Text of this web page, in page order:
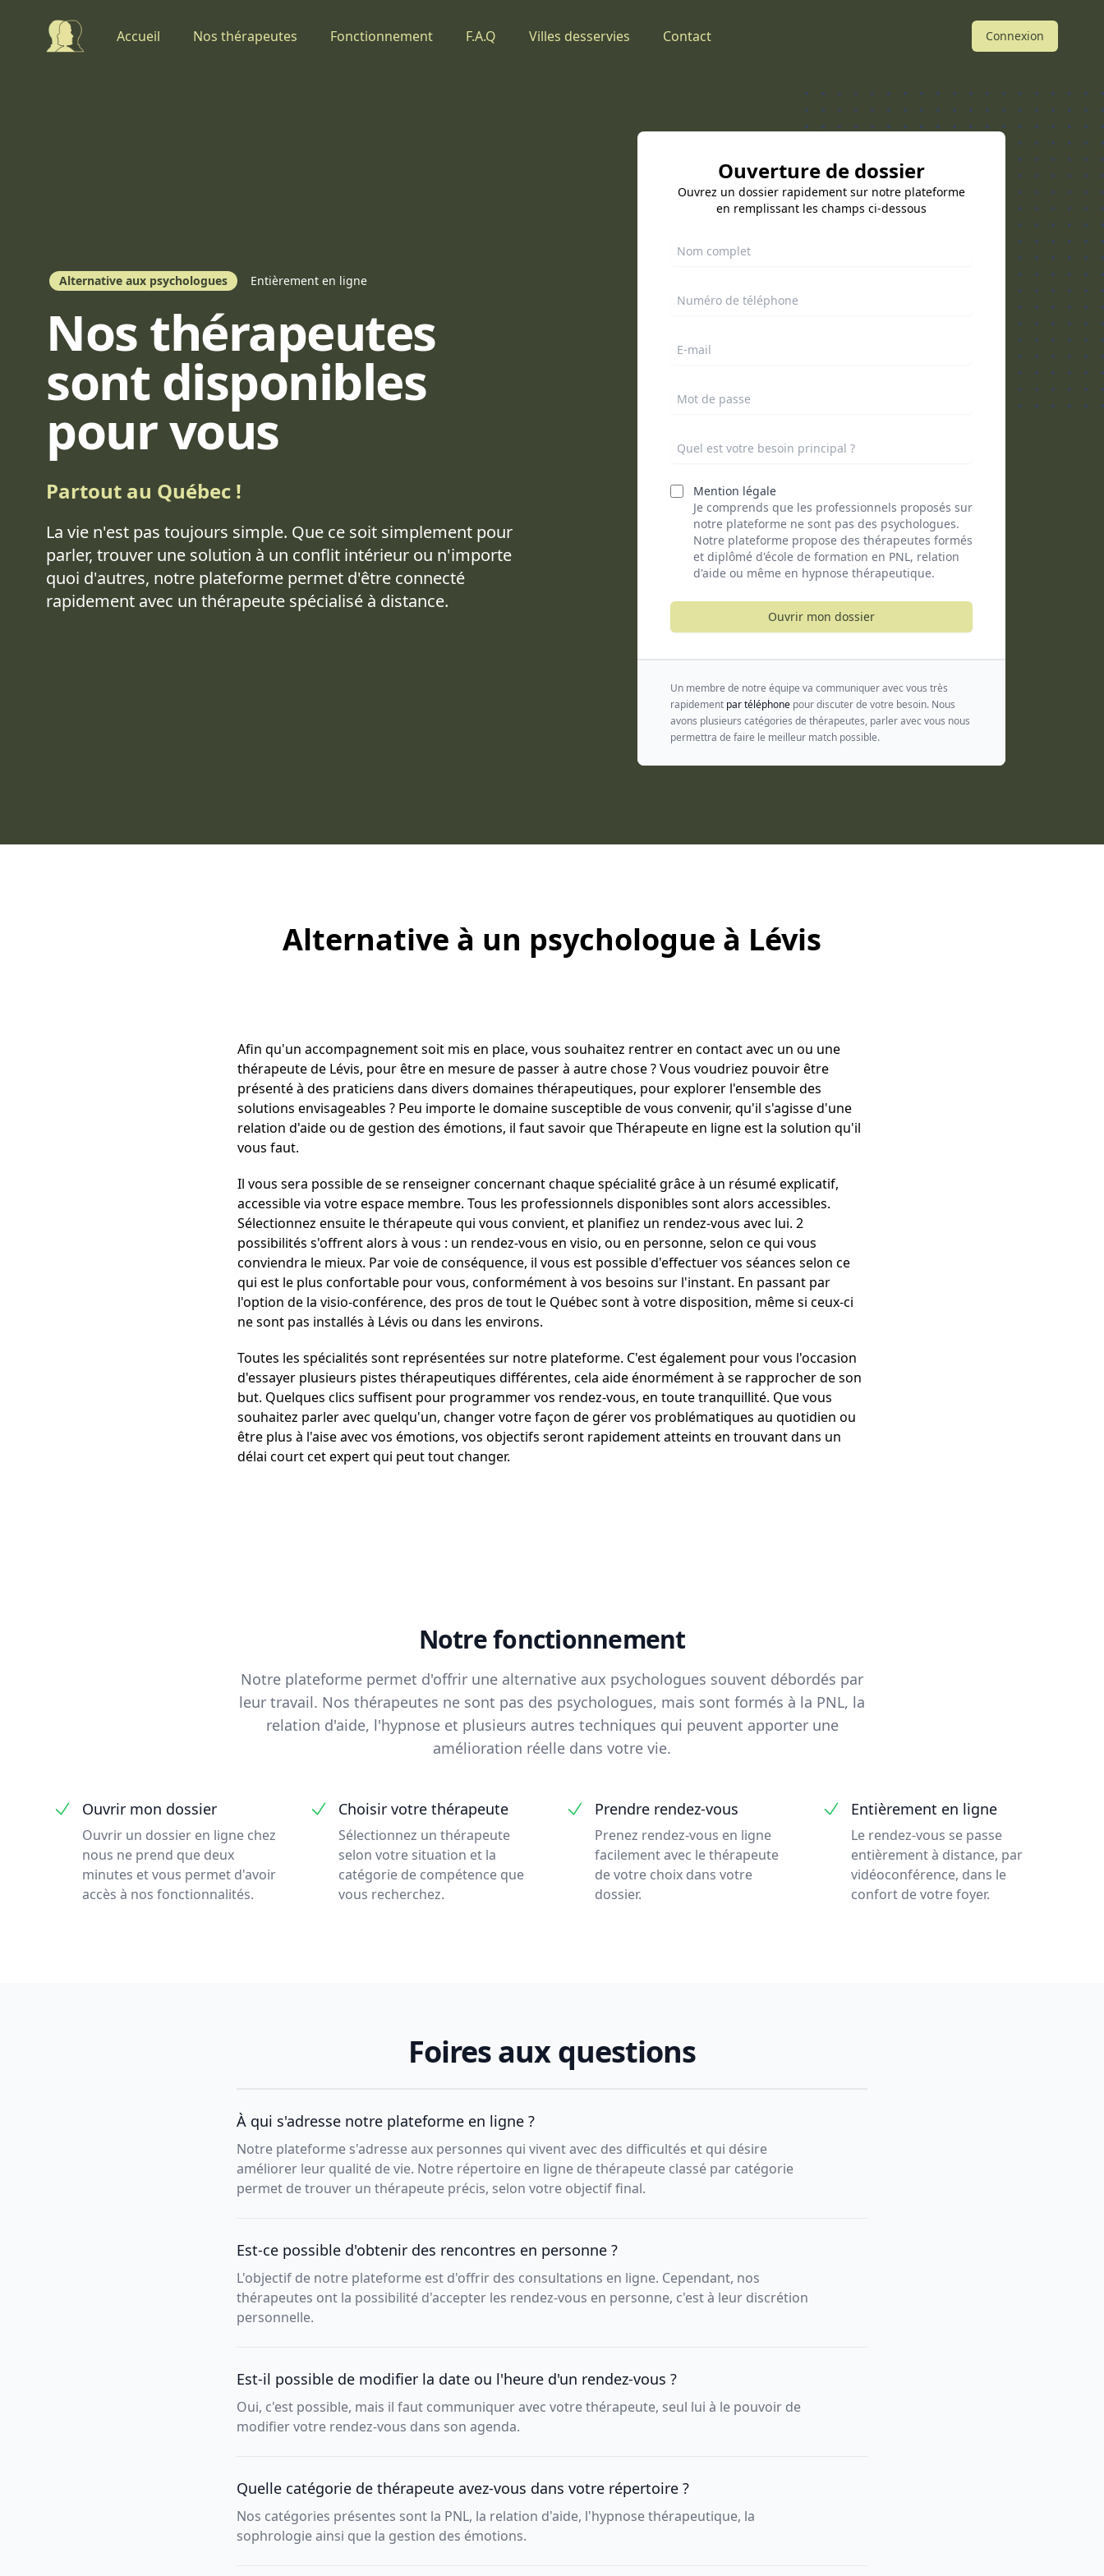
Thérapeute en ligne
Accueil Nos thérapeutes Fonctionnement F.A.Q Villes desservies Contact Connexion
Alternative aux psychologues Entièrement en ligne
Nos thérapeutes
sont disponibles
pour vous
Partout au Québec !
La vie n'est pas toujours simple. Que ce soit simplement pour
parler, trouver une solution à un conflit intérieur ou n'importe
quoi d'autres, notre plateforme permet d'être connecté
rapidement avec un thérapeute spécialisé à distance.
Ouverture de dossier
Ouvrez un dossier rapidement sur notre plateforme
en remplissant les champs ci-dessous
Votre nom complet
Numéro de téléphone
E-mail
Mot de passe
Quel est votre besoin principal ?
Mention légale
Je comprends que les professionnels proposés sur
notre plateforme ne sont pas des psychologues.
Notre plateforme propose des thérapeutes formés
et diplômé d'école de formation en PNL, relation
d'aide ou même en hypnose thérapeutique.
Ouvrir mon dossier
Un membre de notre équipe va communiquer avec vous très
rapidement par téléphonepour discuter de votre besoin. Nous
avons plusieurs catégories de thérapeutes, parler avec vous nous
permettra de faire le meilleur match possible.
Alternative à un psychologue à Lévis
Afin qu'un accompagnement soit mis en place, vous souhaitez rentrer en contact avec un ou une
thérapeute de Lévis, pour être en mesure de passer à autre chose ? Vous voudriez pouvoir être
présenté à des praticiens dans divers domaines thérapeutiques, pour explorer l'ensemble des
solutions envisageables ? Peu importe le domaine susceptible de vous convenir, qu'il s'agisse d'une
relation d'aide ou de gestion des émotions, il faut savoir que Thérapeute en ligne est la solution qu'il
vous faut.
Il vous sera possible de se renseigner concernant chaque spécialité grâce à un résumé explicatif,
accessible via votre espace membre. Tous les professionnels disponibles sont alors accessibles.
Sélectionnez ensuite le thérapeute qui vous convient, et planifiez un rendez-vous avec lui. 2
possibilités s'offrent alors à vous : un rendez-vous en visio, ou en personne, selon ce qui vous
conviendra le mieux. Par voie de conséquence, il vous est possible d'effectuer vos séances selon ce
qui est le plus confortable pour vous, conformément à vos besoins sur l'instant. En passant par
l'option de la visio-conférence, des pros de tout le Québec sont à votre disposition, même si ceux-ci
ne sont pas installés à Lévis ou dans les environs.
Toutes les spécialités sont représentées sur notre plateforme. C'est également pour vous l'occasion
d'essayer plusieurs pistes thérapeutiques différentes, cela aide énormément à se rapprocher de son
but. Quelques clics suffisent pour programmer vos rendez-vous, en toute tranquillité. Que vous
souhaitez parler avec quelqu'un, changer votre façon de gérer vos problématiques au quotidien ou
être plus à l'aise avec vos émotions, vos objectifs seront rapidement atteints en trouvant dans un
délai court cet expert qui peut tout changer.
Notre fonctionnement
Notre plateforme permet d'offrir une alternative aux psychologues souvent débordés par
leur travail. Nos thérapeutes ne sont pas des psychologues, mais sont formés à la PNL, la
relation d'aide, l'hypnose et plusieurs autres techniques qui peuvent apporter une
amélioration réelle dans votre vie.
Ouvrir mon dossier
Ouvrir un dossier en ligne chez
nous ne prend que deux
minutes et vous permet d'avoir
accès à nos fonctionnalités.
Choisir votre thérapeute
Sélectionnez un thérapeute
selon votre situation et la
catégorie de compétence que
vous recherchez.
Prendre rendez-vous
Prenez rendez-vous en ligne
facilement avec le thérapeute
de votre choix dans votre
dossier.
Entièrement en ligne
Le rendez-vous se passe
entièrement à distance, par
vidéoconférence, dans le
confort de votre foyer.
Foires aux questions
À qui s'adresse notre plateforme en ligne ?
Notre plateforme s'adresse aux personnes qui vivent avec des difficultés et qui désire
améliorer leur qualité de vie. Notre répertoire en ligne de thérapeute classé par catégorie
permet de trouver un thérapeute précis, selon votre objectif final.
Est-ce possible d'obtenir des rencontres en personne ?
L'objectif de notre plateforme est d'offrir des consultations en ligne. Cependant, nos
thérapeutes ont la possibilité d'accepter les rendez-vous en personne, c'est à leur discrétion
personnelle.
Est-il possible de modifier la date ou l'heure d'un rendez-vous ?
Oui, c'est possible, mais il faut communiquer avec votre thérapeute, seul lui à le pouvoir de
modifier votre rendez-vous dans son agenda.
Quelle catégorie de thérapeute avez-vous dans votre répertoire ?
Nos catégories présentes sont la PNL, la relation d'aide, l'hypnose thérapeutique, la
sophrologie ainsi que la gestion des émotions.